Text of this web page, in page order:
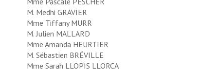
M. Medhi GRAVIER
Mme Tiffany MURR
M. Julien MALLARD
Mme Amanda HEURTIER
M. Sébastien BRÉVILLE
Mme Sarah LLOPIS LLORCA